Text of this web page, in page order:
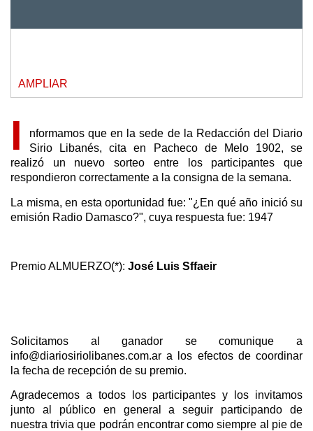
AMPLIAR
I
nformamos que en la sede de la Redacción del Diario
Sirio Libanés, cita en Pacheco de Melo 1902, se
realizó un nuevo sorteo entre los participantes que
respondieron correctamente a la consigna de la semana.
La misma, en esta oportunidad fue: "¿En qué año inició su
emisión Radio Damasco?", cuya respuesta fue: 1947
Premio ALMUERZO(*): José Luis Sffaeir
Solicitamos al ganador se comunique a
info@diariosiriolibanes.com.ar a los efectos de coordinar
la fecha de recepción de su premio.
Agradecemos a todos los participantes y los invitamos
junto al público en general a seguir participando de
nuestra trivia que podrán encontrar como siempre al pie de